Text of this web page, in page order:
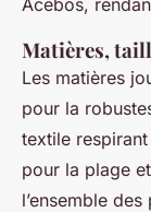
Acebos,
Matières,
Les matières
pour la
textile
pour la plage
l’ensemble